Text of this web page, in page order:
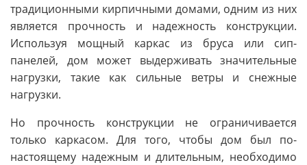
традиционными кирпичными домами, одним из них
является прочность и надежность конструкции.
Используя мощный каркас из бруса или сип-
панелей, дом может выдерживать значительные
нагрузки, такие как сильные ветры и снежные
нагрузки.
Но прочность конструкции не ограничивается
только каркасом. Для того, чтобы дом был по-
настоящему надежным и длительным, необходимо